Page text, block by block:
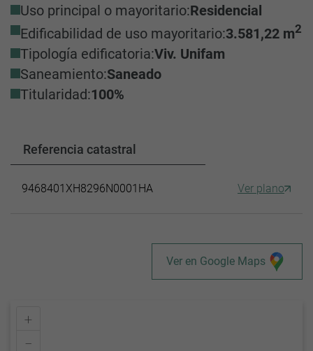
Uso principal o mayoritario:Residencial
Edificabilidad de uso mayoritario:3.581,22 m2
Tipología edificatoria:Viv. Unifam
Saneamiento:Saneado
Titularidad:100%
Referencia catastral
9468401XH8296N0001HA Ver plano
Ver en Google Maps
+
–